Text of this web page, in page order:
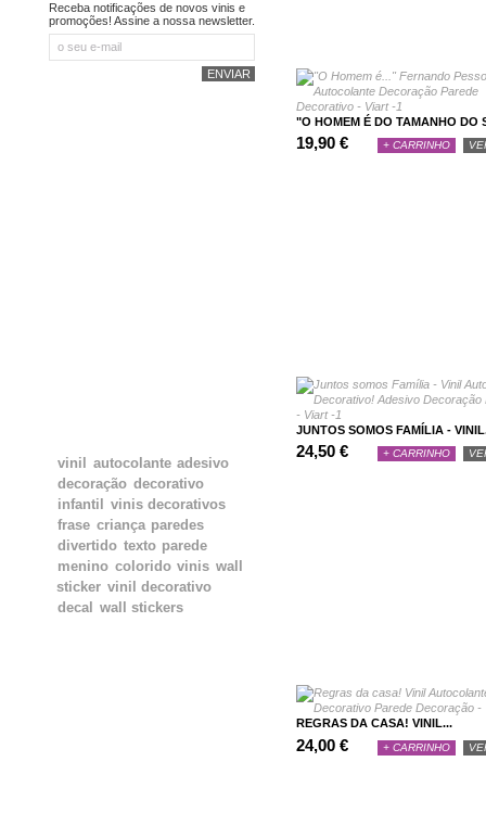
"O HOMEM É DO TAMANHO DO
19,90 € + CARRINHO
JUNTOS SOMOS FAMÍLIA -
24,50 € + CARRINHO
REGRAS DA CASA! VINIL...
24,00 € + CARRINHO
Receba notificações de novos vinis e
promoções! Assine a nossa newsletter.
vinil
autocolante adesivo
decoração decorativo
infantil
vinis decorativos
frase criança paredes
divertido texto parede
menino colorido vinis wall
sticker vinil decorativo
decal wall stickers